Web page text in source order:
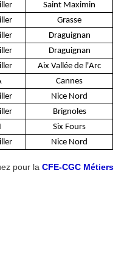
Saint Maximin
Grasse
Draguignan
Draguignan
Aix Vallée de l'Arc
Cannes
Nice Nord
Brignoles
Six Fours
Nice Nord
pour la CFE-CGC Métiers